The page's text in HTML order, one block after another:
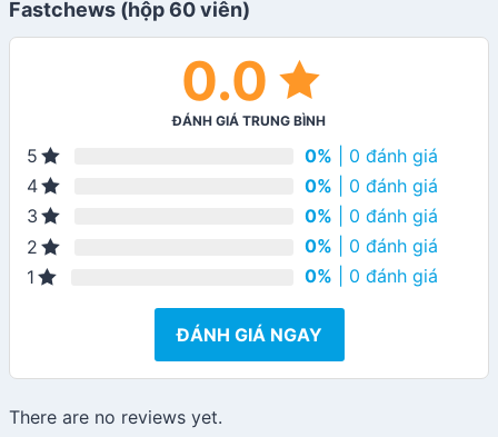
Fastchews (hộp 60 viên)
0.0
ĐÁNH GIÁ TRUNG BÌNH
5 0% | 0 đánh giá
4
0% | 0 đánh giá
3
0% | 0 đánh giá
2
0% | 0 đánh giá
1
0% | 0 đánh giá
ĐÁNH GIÁ NGAY
There are no reviews yet.